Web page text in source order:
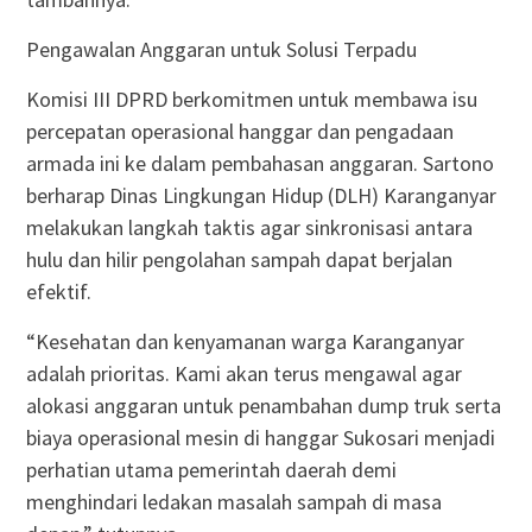
Pengawalan Anggaran untuk Solusi Terpadu
Komisi III DPRD berkomitmen untuk membawa isu
percepatan operasional hanggar dan pengadaan
armada ini ke dalam pembahasan anggaran. Sartono
berharap Dinas Lingkungan Hidup (DLH) Karanganyar
melakukan langkah taktis agar sinkronisasi antara
hulu dan hilir pengolahan sampah dapat berjalan
efektif.
“Kesehatan dan kenyamanan warga Karanganyar
adalah prioritas. Kami akan terus mengawal agar
alokasi anggaran untuk penambahan dump truk serta
biaya operasional mesin di hanggar Sukosari menjadi
perhatian utama pemerintah daerah demi
menghindari ledakan masalah sampah di masa